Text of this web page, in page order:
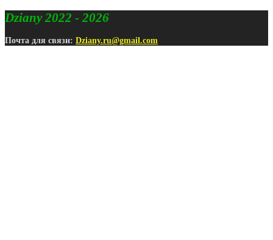
Dziany 2022 - 2026
Почта для связи: Dziany.ru@gmail.com